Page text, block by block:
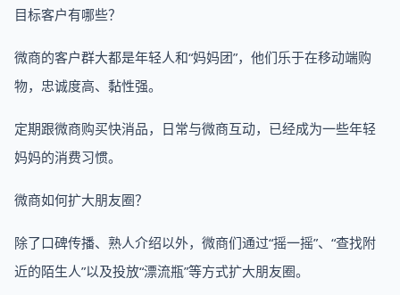
目标客户有哪些？
微商的客户群大都是年轻人和“妈妈团”，他们乐于在移动端购
物，忠诚度高、黏性强。
定期跟微商购买快消品，日常与微商互动，已经成为一些年轻
妈妈的消费习惯。
微商如何扩大朋友圈？
除了口碑传播、熟人介绍以外，微商们通过“摇一摇”、“查找附
近的陌生人”以及投放“漂流瓶”等方式扩大朋友圈。